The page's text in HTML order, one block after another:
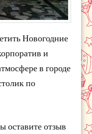
Новогодние
и
в городе
по
оставите отзыв